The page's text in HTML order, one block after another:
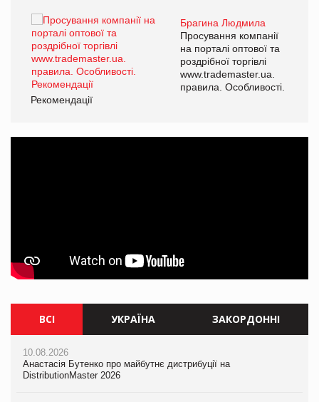
Брагина Людмила
Просування компанії
на порталі оптової та
роздрібної торгівлі
www.trademaster.ua.
правила. Особливості.
Рекомендації
ВСІ УКРАЇНА ЗАКОРДОННІ
10.08.2026
Анастасія Бутенко про майбутнє дистрибуції на
DistributionMaster 2026
10.08.2026
Анастасія Бутенко про майбутнє дистрибуції на
DistributionMaster 2026
10.08.2026
Mattel присвятила Barbie Вітні Х'юстон